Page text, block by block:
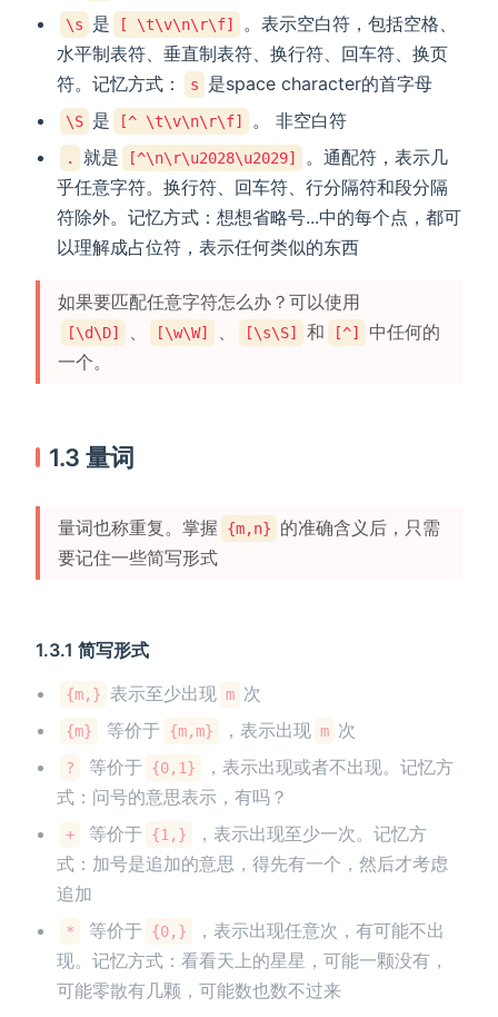
\s 是 [ \t\v\n\r\f]
。表示空白符，包括空格、
水平制表符、垂直制表符、换行符、回车符、换页
符。记忆方式：
s 是space character的首字母
\S 是 [^ \t\v\n\r\f] 。 非空白符
. 就是 [^\n\r\u2028\u2029]
。通配符，表示几
乎任意字符。换行符、回车符、行分隔符和段分隔
符除外。记忆方式：想想省略号...中的每个点，都可
以理解成占位符，表示任何类似的东西
如果要匹配任意字符怎么办？可以使用
[\d\D] 、 [\w\W] 、 [\s\S] 和 [^]
中任何的
一个。
1.3 量词
量词也称重复。掌握 {m,n}
的准确含义后，只需
要记住一些简写形式
1.3.1 简写形式
{m,} 表示至少出现 m 次
{m} 等价于 {m,m} ，表示出现 m 次
? 等价于 {0,1}
，表示出现或者不出现。记忆方
式：问号的意思表示，有吗？
+ 等价于 {1,}
，表示出现至少一次。记忆方
式：加号是追加的意思，得先有一个，然后才考虑
追加
* 等价于 {0,}
，表示出现任意次，有可能不出
现。记忆方式：看看天上的星星，可能一颗没有，
可能零散有几颗，可能数也数不过来